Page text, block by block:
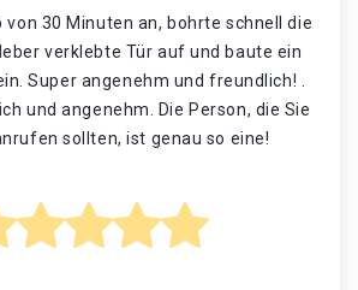
von 30 Minuten an, bohrte schnell die
verklebte Tür auf und baute ein
Super angenehm und freundlich! .
und angenehm. Die Person, die Sie
sollten, ist genau so eine!